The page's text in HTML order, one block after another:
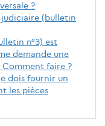
?
judiciaire (bulletin
n°3) est
demande une
Comment faire ?
dois fournir un
les pièces